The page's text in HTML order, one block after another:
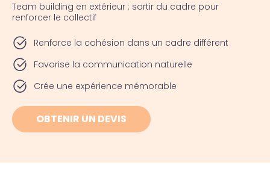
Team building en extérieur : sortir du cadre pour
renforcer le collectif
Renforce la cohésion dans un cadre différent
Favorise la communication naturelle
Crée une expérience mémorable
OBTENIR UN DEVIS